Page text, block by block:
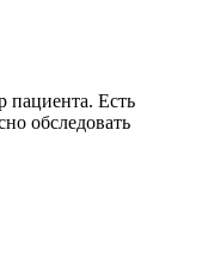
пациента. Есть
обследовать